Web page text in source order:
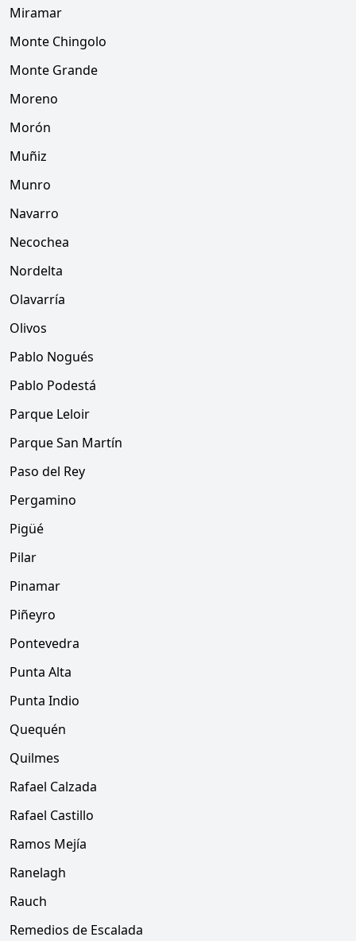
Miramar
Monte Chingolo
Monte Grande
Moreno
Morón
Muñiz
Munro
Navarro
Necochea
Nordelta
Olavarría
Olivos
Pablo Nogués
Pablo Podestá
Parque Leloir
Parque San Martín
Paso del Rey
Pergamino
Pigüé
Pilar
Pinamar
Piñeyro
Pontevedra
Punta Alta
Punta Indio
Quequén
Quilmes
Rafael Calzada
Rafael Castillo
Ramos Mejía
Ranelagh
Rauch
Remedios de Escalada